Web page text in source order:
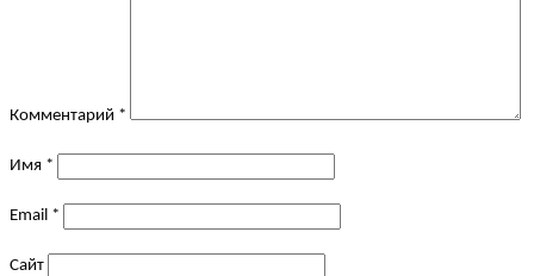
Комментарий *
Имя *
Email *
Сайт